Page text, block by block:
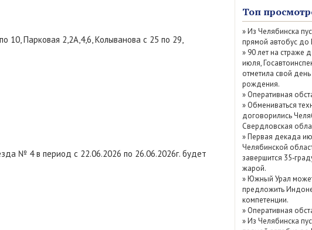
10, Парковая 2,2А,4,6, Колыванова с 25 по 29,
№ 4 в период с 22.06.2026 по 26.06.2026г. будет
Июль 2026 (77)
Июнь 2026 (52)
Май 2026 (69)
Апрель 2026
Март 2026 (79)
Показать /
архив
Топ
»Из Челябинска
прямой автобус
» 90 лет на страже
июля,
отметила свой день
рождения.
» Оперативная
» Обмениваться
договорились
Свердловская
»Первая декада
Челябинской
завершится
жарой.
»Южный Урал
предложить
компетенции.
» Оперативная
»Из Челябинска